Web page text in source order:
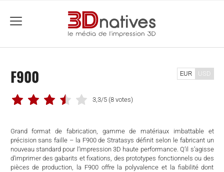
menu
F900
3,3/5 (8 votes)
Grand format de fabrication, gamme de matériaux imbattable et
précision sans faille – la F900 de Stratasys définit selon le fabricant un
nouveau standard pour l’impression 3D haute performance. Q’il s’agisse
d’imprimer des gabarits et fixations, des prototypes fonctionnels ou des
pièces de production, la F900 offre la polyvalence et la fiabilité dont
EUR USD